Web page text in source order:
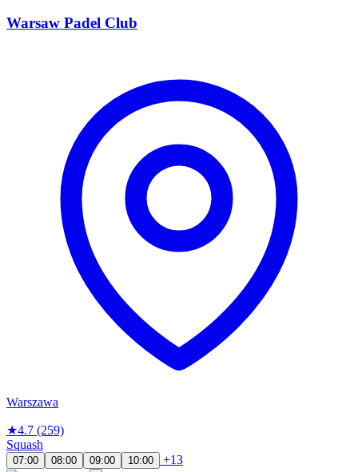
Warsaw Padel Club
Warszawa
★4.7 (259)
Squash
07:00 08:00 09:00 10:00
+13